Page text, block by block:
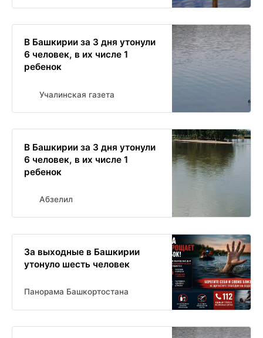
В Башкирии за 3 дня утонули
6 человек, в их числе 1
ребенок
Учалинская газета
В Башкирии за 3 дня утонули
6 человек, в их числе 1
ребенок
Абзелил
За выходные в Башкирии
утонуло шесть человек
Панорама Башкортостана